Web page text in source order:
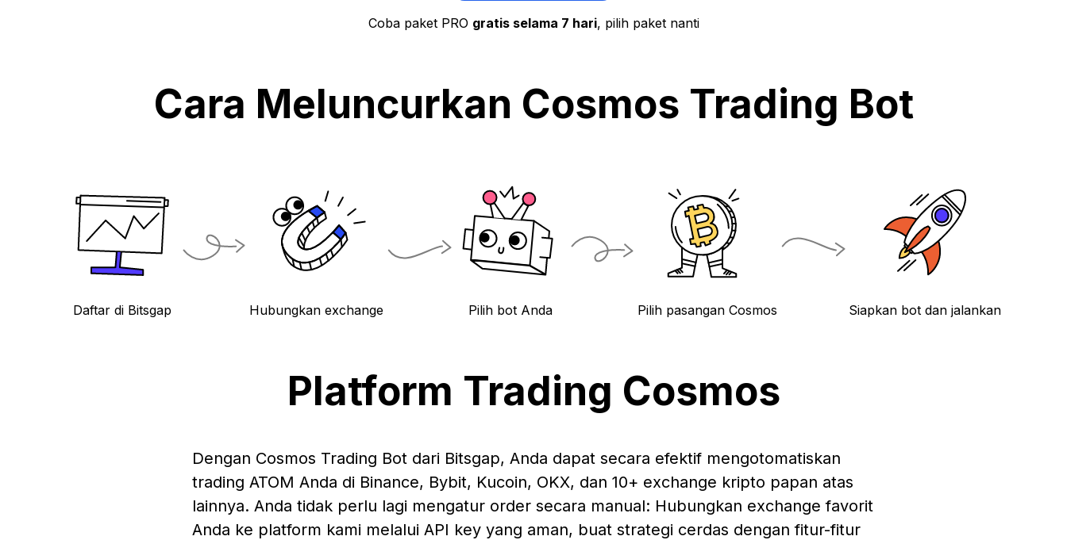
Coba paket PRO gratis selama 7 hari, pilih paket nanti
Cara Meluncurkan Cosmos Trading Bot
Daftar di Bitsgap Hubungkan exchange Pilih bot Anda Pilih pasangan Cosmos Siapkan bot dan jalankan
Platform Trading Cosmos
Dengan Cosmos Trading Bot dari Bitsgap, Anda dapat secara efektif mengotomatiskan
trading ATOM Anda di Binance, Bybit, Kucoin, OKX, dan 10+ exchange kripto papan atas
lainnya. Anda tidak perlu lagi mengatur order secara manual: Hubungkan exchange favorit
Anda ke platform kami melalui API key yang aman, buat strategi cerdas dengan fitur-fitur